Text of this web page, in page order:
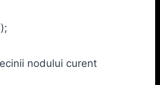
nodului curent